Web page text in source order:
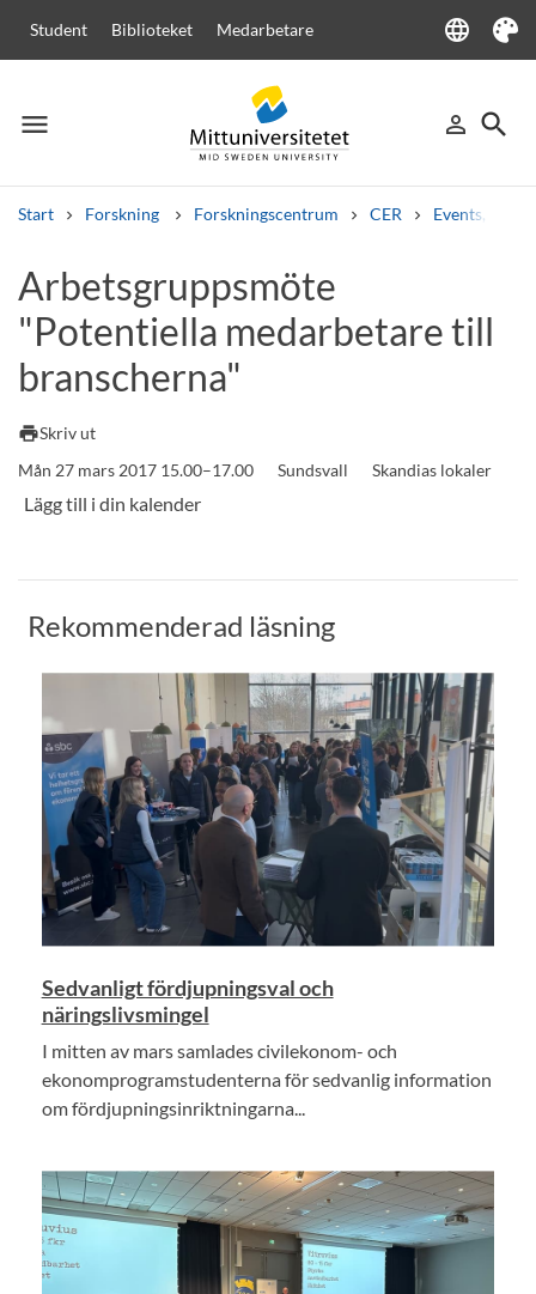
Student Biblioteket Medarbetare language
Language
Tema
menu
Meny person_outline
Logga in
search
Sök
Start Forskning Forskningscentrum CER Events,
Andra söktjänster
Kurser och program Kursplaner VälkomstbrevPersonal
Arbetsgruppsmöte
"Potentiella medarbetare till
branscherna"
printSkriv ut
Mån 27 mars 2017 15.00–17.00
Sundsvall Skandias lokaler
Rekommenderad läsning
Sedvanligt fördjupningsval och
näringslivsmingel
I mitten av mars samlades civilekonom- och
ekonomprogramstudenterna för sedvanlig information
om fördjupningsinriktningarna...